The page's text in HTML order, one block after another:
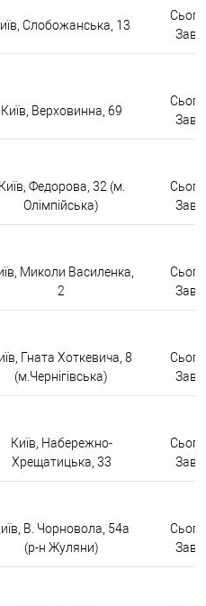
Слобожанська, 13
Київ, Верховинна, 69
Київ, Федорова, 32 (м.
Олімпійська)
Миколи Василенка,
2
Гната Хоткевича, 8
(м.Чернігівська)
Київ, Набережно-
Хрещатицька, 33
В. Чорновола, 54а
(р-н Жуляни)